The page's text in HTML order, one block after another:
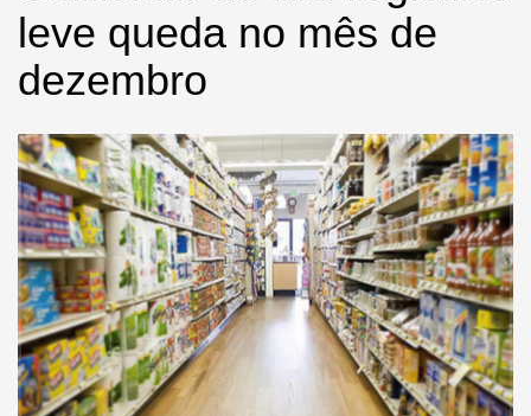
leve queda no mês de
dezembro